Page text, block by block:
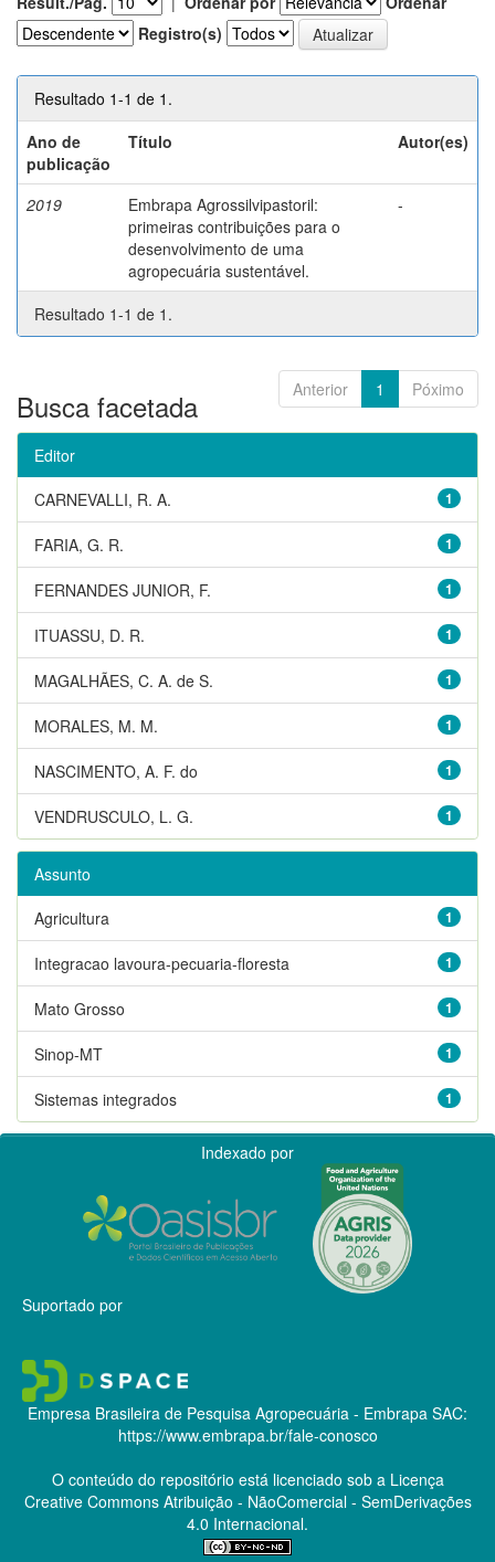
Registro(s)
Resultado 1-1 de 1.
Ano de
publicação
Título Autor(es)
2019
Embrapa Agrossilvipastoril:
primeiras contribuições para o
desenvolvimento de uma
agropecuária sustentável.
-
Resultado 1-1 de 1.
Anterior 1 Póximo
Busca facetada
Editor
1
CARNEVALLI, R. A.
1
FARIA, G. R.
1
FERNANDES JUNIOR, F.
1
ITUASSU, D. R.
1
MAGALHÃES, C. A. de S.
1
MORALES, M. M.
1
NASCIMENTO, A. F. do
1
VENDRUSCULO, L. G.
Assunto
1
Agricultura
1
Integracao lavoura-pecuaria-floresta
1
Mato Grosso
1
Sinop-MT
1
Sistemas integrados
Indexado por
Suportado por
Empresa Brasileira de Pesquisa Agropecuária - Embrapa SAC:
https://www.embrapa.br/fale-conosco
O conteúdo do repositório está licenciado sob a Licença
Creative CommonsAtribuição - NãoComercial - SemDerivações
4.0 Internacional.